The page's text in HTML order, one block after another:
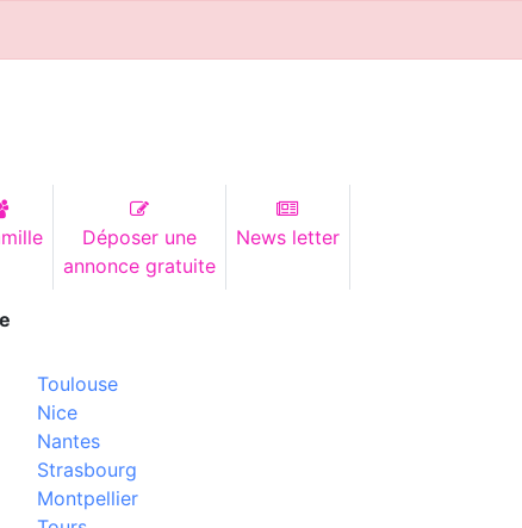
Déposer une
annonce gratuite
News letter
Toulouse
Nice
Nantes
Strasbourg
Montpellier